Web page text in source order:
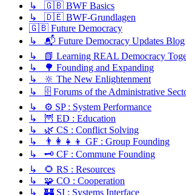
↳ 🇬🇧 BWF Basics
↳ 🇩🇪 BWF-Grundlagen
🇬🇧 Future Democracy
↳ 📬 Future Democracy Updates Blog
↳ 📗 Learning REAL Democracy
↳ 🌳 Founding and Expanding
↳ 🔆 The New Enlightenment
↳ 🗄️ Forums of the Administrative
↳ ⚙️ SP : System Performance
↳ 🦉 ED : Education
↳ 🌿 CS : Conflict Solving
↳ 👨‍👩‍👧‍👦 GF : Group Founding
↳ 🗝️ CF : Commune Founding
↳ 🌻 RS : Resources
↳ 🧩 CO : Cooperation
↳ 🏰 SI : Systems Interface